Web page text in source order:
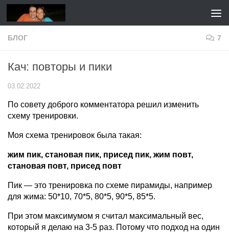
Перейти к содержимому
БЛОГ 7
Кач: повторы и пики
03.02.2022
По совету доброго комментатора решил изменить
схему тренировки.
Моя схема тренировок была такая:
жим пик, становая пик, присед пик, жим повт,
становая повт, присед повт
Пик — это тренировка по схеме пирамиды, например
для жима: 50*10, 70*5, 80*5, 90*5, 85*5.
При этом максимумом я считал максимальный вес,
который я делаю на 3-5 раз. Потому что подход на один